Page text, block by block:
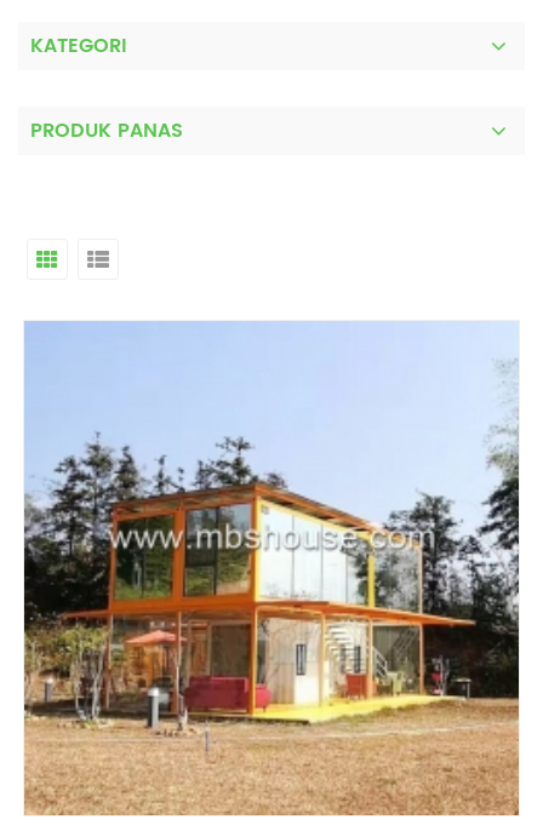
KATEGORI
PRODUK PANAS